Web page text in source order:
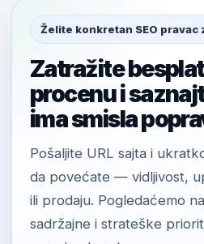
Želite konkretan SEO pravac
Zatražite
procenu i
ima smisla
Pošaljite URL sajta i
da povećate — vidljivost,
ili prodaju. Pogledaćemo
sadržajne i strateške